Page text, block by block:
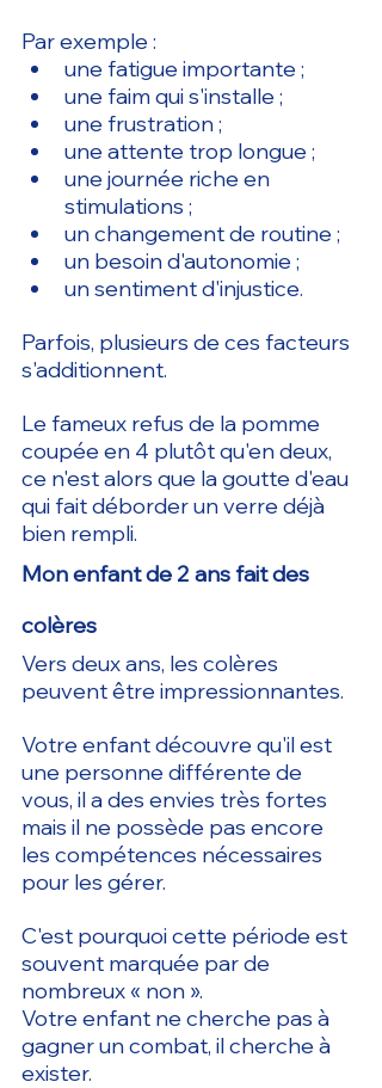
Par exemple :
une fatigue importante ;
une faim qui s'installe ;
une frustration ;
une attente trop longue ;
une journée riche en
stimulations ;
un changement de routine ;
un besoin d'autonomie ;
un sentiment d'injustice.
Parfois, plusieurs de ces facteurs
s'additionnent.
Le fameux refus de la pomme
coupée en 4 plutôt qu'en deux,
ce n'est alors que la goutte d'eau
qui fait déborder un verre déjà
bien rempli.
Mon enfant de 2 ans fait des
colères
Vers deux ans, les colères
peuvent être impressionnantes.
Votre enfant découvre qu'il est
une personne différente de
vous, il a des envies très fortes
mais il ne possède pas encore
les compétences nécessaires
pour les gérer.
C'est pourquoi cette période est
souvent marquée par de
nombreux « non ».
Votre enfant ne cherche pas à
gagner un combat, il cherche à
exister.